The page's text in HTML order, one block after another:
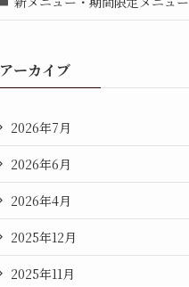
アーカイブ
2026年7月
2026年6月
2026年4月
2025年12月
2025年11月